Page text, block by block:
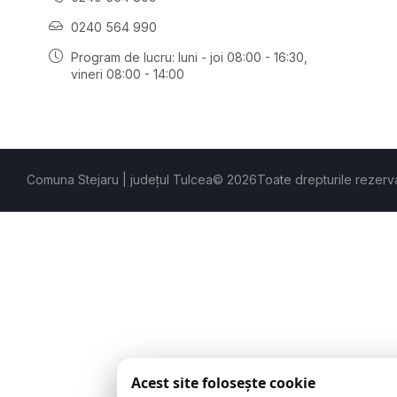
0240 564 990
Program de lucru: luni - joi 08:00 - 16:30,
vineri 08:00 - 14:00
Comuna Stejaru | județul Tulcea© 2026Toate drepturile
Acest site folosește cookie